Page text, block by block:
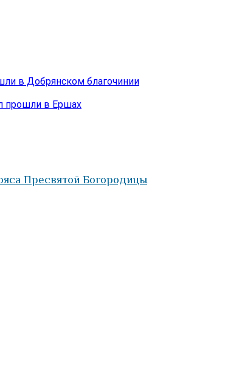
в Добрянском благочинии
прошли в Ершах
Пресвятой Богородицы